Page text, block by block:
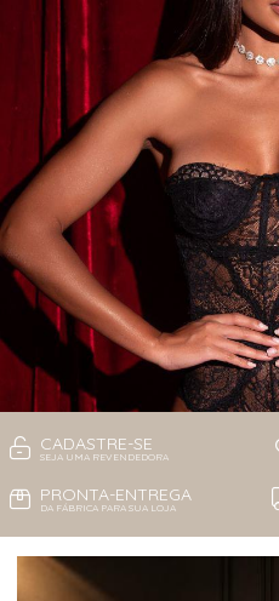
CADASTRE-SE
SEJA UMA REVENDEDORA
PRONTA-ENTREGA
DA FÁBRICA PARA SUA LOJA